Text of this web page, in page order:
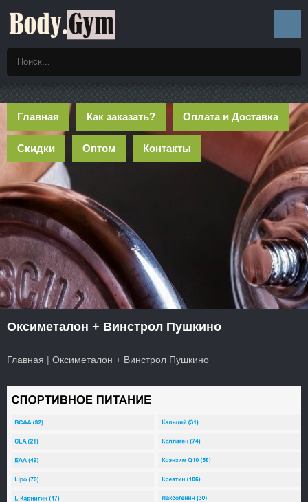
Главная Как заказать? Оплата и Доставка
Скидки Оптом Контакты
Оксиметалон + Винстрол Пушкино
Главная | Оксиметалон + Винстрол Пушкино